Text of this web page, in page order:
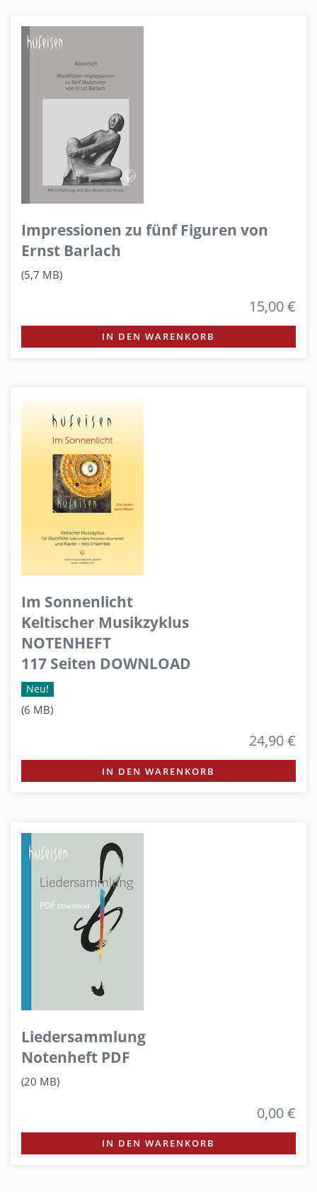
Impressionen zu fünf Figuren von
Ernst Barlach
(5,7 MB)
15,00 €
IN DEN WARENKORB
Im Sonnenlicht
Keltischer Musikzyklus
NOTENHEFT
117 Seiten DOWNLOAD
Neu!
(6 MB)
24,90 €
IN DEN WARENKORB
Liedersammlung
Notenheft PDF
(20 MB)
0,00 €
IN DEN WARENKORB